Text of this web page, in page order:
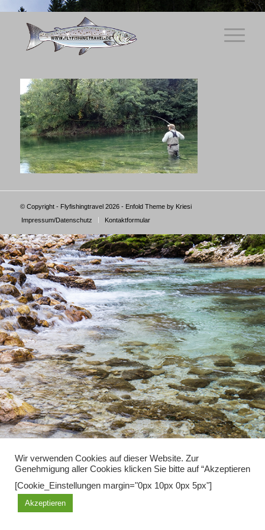
© Copyright - Flyfishingtravel 2026 - Enfold Theme by Kriesi
Impressum/Datenschutz
Kontaktformular
Diese Seite benutzt Cookies, mit der weiteren Nutzung erklären sie
sich damit einverstanden.
Wir verwenden Cookies auf dieser Website. Zur
Genehmigung aller Cookies klicken Sie bitte auf “Akzeptieren
[Cookie_Einstellungen margin="0px 10px 0px 5px"]
Akzeptieren